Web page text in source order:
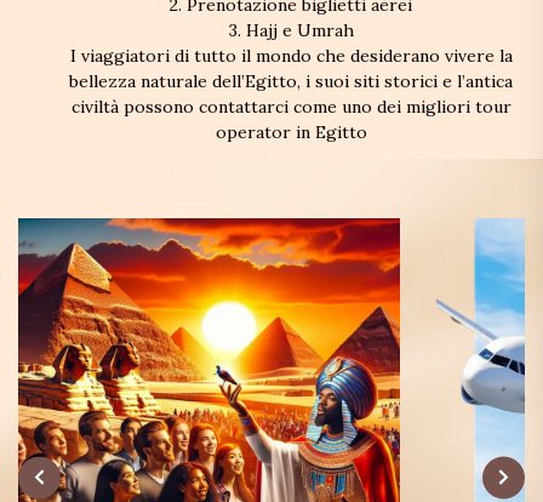
2. Prenotazione biglietti aerei
3. Hajj e Umrah
I viaggiatori di tutto il mondo che desiderano vivere la
bellezza naturale dell’Egitto, i suoi siti storici e l’antica
civiltà possono contattarci come uno dei migliori tour
operator in Egitto